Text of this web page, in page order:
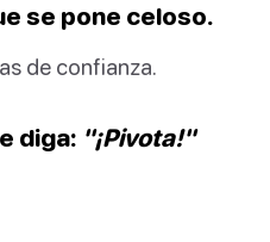
se pone celoso.
de confianza.
diga: "¡Pivota!"